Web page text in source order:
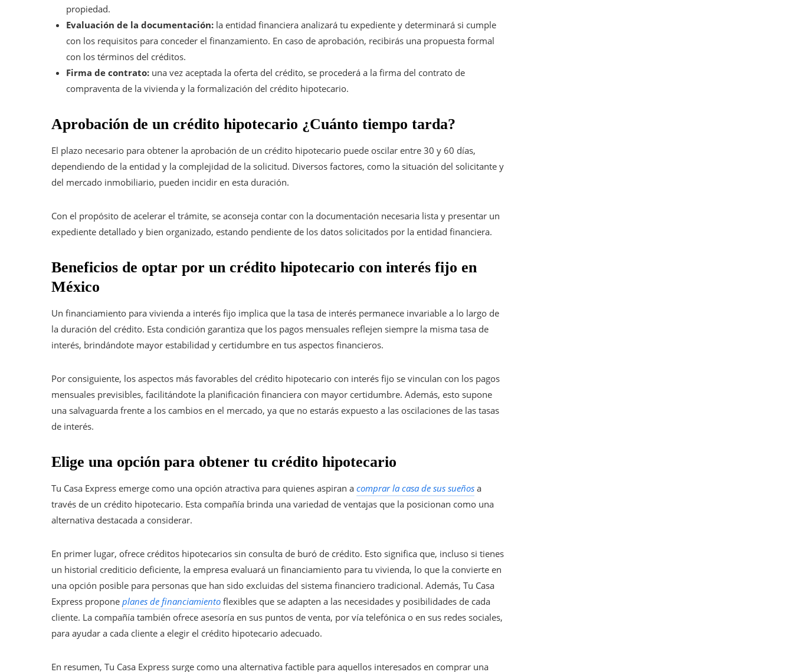
propiedad.
Evaluación de la documentación: la entidad financiera analizará tu expediente y determinará si cumple
con los requisitos para conceder el finanzamiento. En caso de aprobación, recibirás una propuesta formal
con los términos del créditos.
Firma de contrato: una vez aceptada la oferta del crédito, se procederá a la firma del contrato de
compraventa de la vivienda y la formalización del crédito hipotecario.
Aprobación de un crédito hipotecario ¿Cuánto tiempo tarda?
El plazo necesario para obtener la aprobación de un crédito hipotecario puede oscilar entre 30 y 60 días,
dependiendo de la entidad y la complejidad de la solicitud. Diversos factores, como la situación del solicitante y
del mercado inmobiliario, pueden incidir en esta duración.
Con el propósito de acelerar el trámite, se aconseja contar con la documentación necesaria lista y presentar un
expediente detallado y bien organizado, estando pendiente de los datos solicitados por la entidad financiera.
Beneficios de optar por un crédito hipotecario con interés fijo en
México
Un financiamiento para vivienda a interés fijo implica que la tasa de interés permanece invariable a lo largo de
la duración del crédito. Esta condición garantiza que los pagos mensuales reflejen siempre la misma tasa de
interés, brindándote mayor estabilidad y certidumbre en tus aspectos financieros.
Por consiguiente, los aspectos más favorables del crédito hipotecario con interés fijo se vinculan con los pagos
mensuales previsibles, facilitándote la planificación financiera con mayor certidumbre. Además, esto supone
una salvaguarda frente a los cambios en el mercado, ya que no estarás expuesto a las oscilaciones de las tasas
de interés.
Elige una opción para obtener tu crédito hipotecario
Tu Casa Express emerge como una opción atractiva para quienes aspiran a comprar la casa de sus sueños a
través de un crédito hipotecario. Esta compañía brinda una variedad de ventajas que la posicionan como una
alternativa destacada a considerar.
En primer lugar, ofrece créditos hipotecarios sin consulta de buró de crédito. Esto significa que, incluso si tienes
un historial crediticio deficiente, la empresa evaluará un financiamiento para tu vivienda, lo que la convierte en
una opción posible para personas que han sido excluidas del sistema financiero tradicional. Además, Tu Casa
Express propone planes de financiamiento flexibles que se adapten a las necesidades y posibilidades de cada
cliente. La compañía también ofrece asesoría en sus puntos de venta, por vía telefónica o en sus redes sociales,
para ayudar a cada cliente a elegir el crédito hipotecario adecuado.
En resumen, Tu Casa Express surge como una alternativa factible para aquellos interesados en comprar una